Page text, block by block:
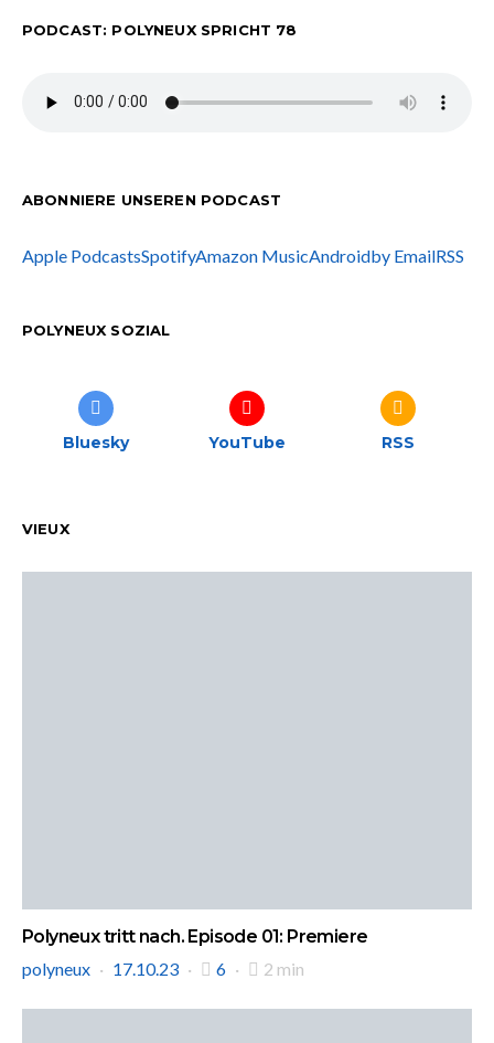
PODCAST: POLYNEUX SPRICHT 78
ABONNIERE UNSEREN PODCAST
Apple PodcastsSpotifyAmazon MusicAndroidby EmailRSS
POLYNEUX SOZIAL
Bluesky YouTube RSS
VIEUX
Polyneux tritt nach. Episode 01: Premiere
polyneux
17.10.23 6 2 min